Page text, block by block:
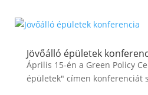
Jövőálló épületek
Április 15-én a Green Policy
épületek" címen konferenciát